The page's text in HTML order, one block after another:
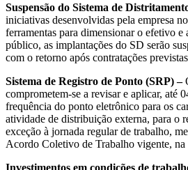
Suspensão do Sistema de
iniciativas desenvolvidas pela empresa
ferramentas para dimensionar o efetivo e
público, as implantações do SD serão
com o retorno após contratações
Sistema de Registro de Ponto (SRP) –
comprometem-se a revisar e aplicar, até
frequência do ponto eletrônico para os
atividade de distribuição externa, para o
exceção à jornada regular de trabalho,
Acordo Coletivo de Trabalho vigente, na
Investimentos em condições de